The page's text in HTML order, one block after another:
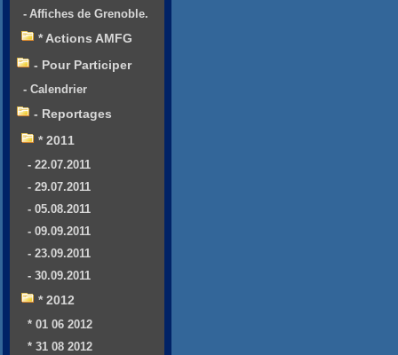
- Affiches de Grenoble.
* Actions AMFG
- Pour Participer
- Calendrier
- Reportages
* 2011
- 22.07.2011
- 29.07.2011
- 05.08.2011
- 09.09.2011
- 23.09.2011
- 30.09.2011
* 2012
* 01 06 2012
* 31 08 2012